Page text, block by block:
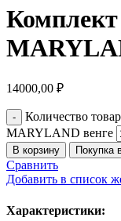
14000,00 ₽
Количество
MARYLAND венге
В корзину Покупка
Сравнить
Добавить в список
Характеристики: